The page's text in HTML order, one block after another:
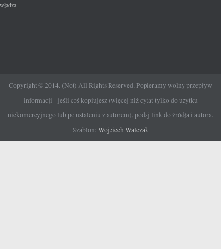
władza
Copyright © 2014. (Not) All Rights Reserved. Popieramy wolny przepływ
informacji - jeśli coś kopiujesz (więcej niż cytat tylko do użytku
niekomercyjnego lub po ustaleniu z autorem), podaj link do źródła i autora.
Szablon: Wojciech Walczak